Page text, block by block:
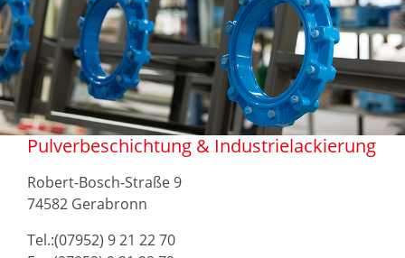
Pulverbeschichtung & Industrielackierung
Robert-Bosch-Straße 9
74582 Gerabronn
Tel.:(07952) 9 21 22 70